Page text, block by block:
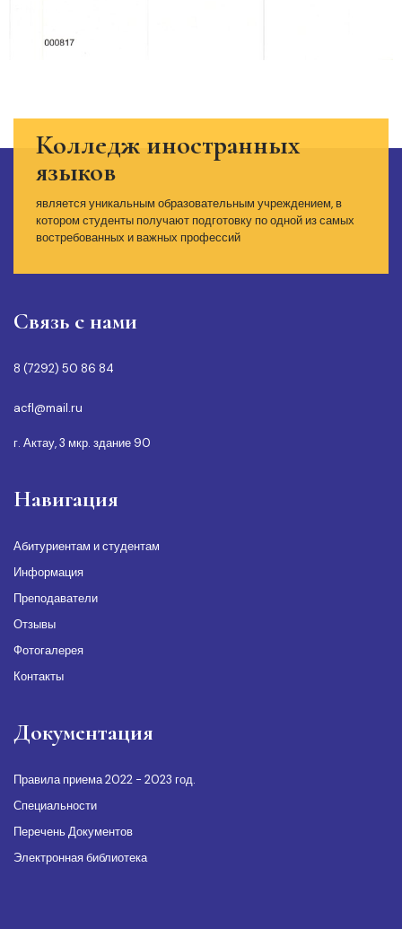
Колледж иностранных
языков
является уникальным образовательным учреждением, в
котором студенты получают подготовку по одной из самых
востребованных и важных профессий
Связь с нами
8 (7292) 50 86 84
acfl@mail.ru
г. Актау, 3 мкр. здание 90
Навигация
Абитуриентам и студентам
Информация
Преподаватели
Отзывы
Фотогалерея
Контакты
Документация
Правила приема 2022 - 2023 год.
Специальности
Перечень Документов
Электронная библиотека